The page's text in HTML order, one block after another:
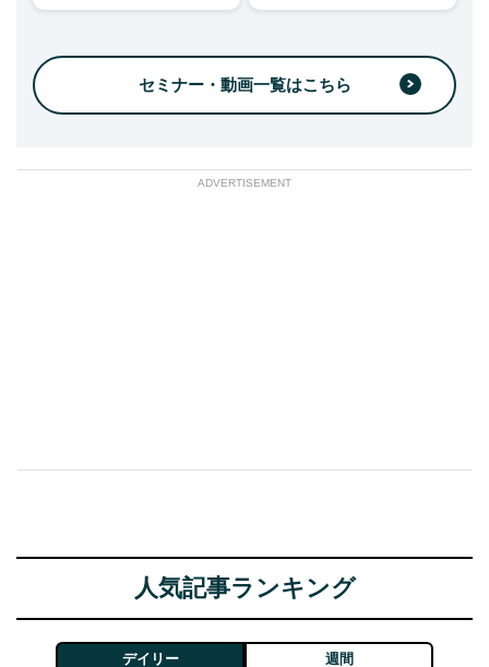
セミナー・動画一覧はこちら
ADVERTISEMENT
人気記事ランキング
デイリー 週間